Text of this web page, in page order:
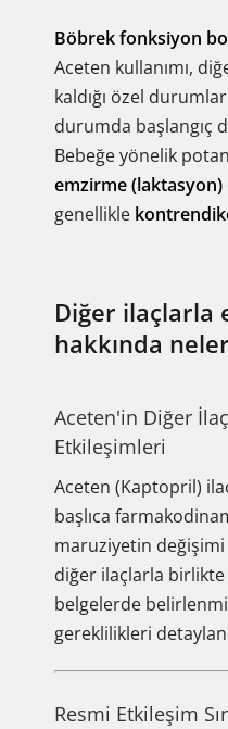
Böbrek fonksiyon
Aceten kullanımı,
kaldığı özel
durumda başlangıç
Bebeğe yönelik
emzirme (laktasyon)
genellikle
Diğer ilaçlarla
hakkında
Aceten'in Diğer
Etkileşimleri
Aceten (Kaptopril)
başlıca
maruziyetin
diğer ilaçlarla
belgelerde
gereklilikleri
Resmi Etkileşim